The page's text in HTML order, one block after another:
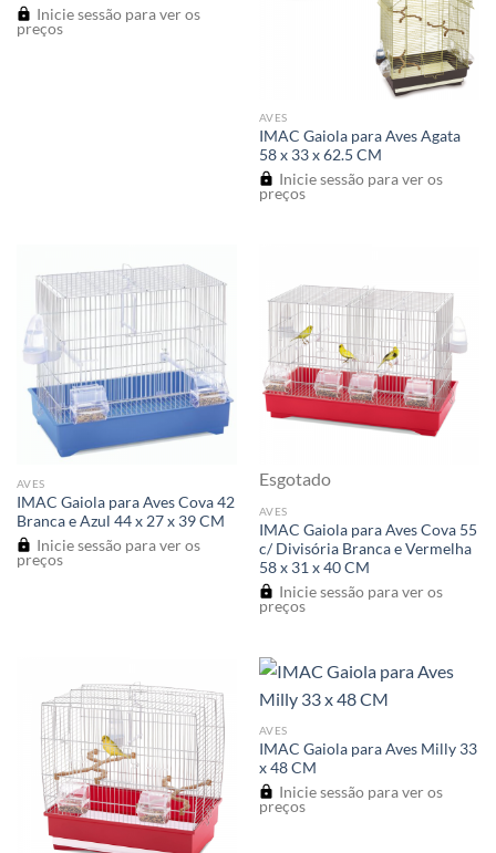
Inicie sessão para ver os
preços
AVES
IMAC Gaiola para Aves Agata
58 x 33 x 62.5 CM
Inicie sessão para ver os
preços
AVES
IMAC Gaiola para Aves Cova 42
Branca e Azul 44 x 27 x 39 CM
Inicie sessão para ver os
preços
Esgotado
AVES
IMAC Gaiola para Aves Cova 55
c/ Divisória Branca e Vermelha
58 x 31 x 40 CM
Inicie sessão para ver os
preços
AVES
IMAC Gaiola para Aves Milly 33
x 48 CM
Inicie sessão para ver os
preços